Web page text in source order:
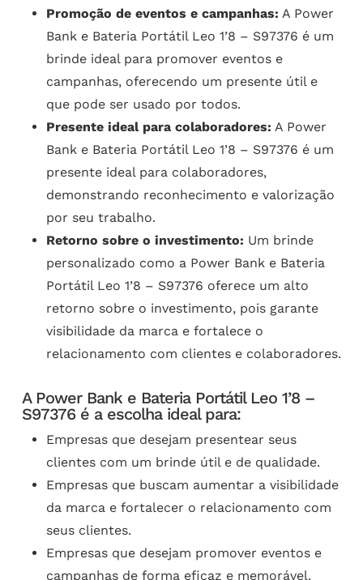
Promoção de eventos e campanhas: A Power
Bank e Bateria Portátil Leo 1’8 – S97376 é um
brinde ideal para promover eventos e
campanhas, oferecendo um presente útil e
que pode ser usado por todos.
Presente ideal para colaboradores: A Power
Bank e Bateria Portátil Leo 1’8 – S97376 é um
presente ideal para colaboradores,
demonstrando reconhecimento e valorização
por seu trabalho.
Retorno sobre o investimento: Um brinde
personalizado como a Power Bank e Bateria
Portátil Leo 1’8 – S97376 oferece um alto
retorno sobre o investimento, pois garante
visibilidade da marca e fortalece o
relacionamento com clientes e colaboradores.
A Power Bank e Bateria Portátil Leo 1’8 –
S97376 é a escolha ideal para:
Empresas que desejam presentear seus
clientes com um brinde útil e de qualidade.
Empresas que buscam aumentar a visibilidade
da marca e fortalecer o relacionamento com
seus clientes.
Empresas que desejam promover eventos e
campanhas de forma eficaz e memorável.